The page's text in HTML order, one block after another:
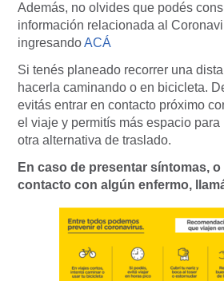
Además, no olvides que podés
información relacionada al
ingresandoACÁ
Si tenés planeado recorrer una
hacerla caminando o en bicicleta.
evitás entrar en contacto próximo
el viaje y permitís más espacio para
otra alternativa de traslado.
En caso de presentar síntomas,
contacto con algún enfermo,